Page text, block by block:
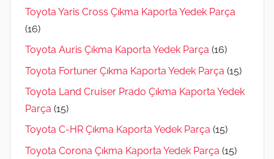
Toyota Yaris Cross Çıkma Kaporta Yedek Parça
(16)
Toyota Auris Çıkma Kaporta Yedek Parça (16)
Toyota Fortuner Çıkma Kaporta Yedek Parça (15)
Toyota Land Cruiser Prado Çıkma Kaporta Yedek
Parça (15)
Toyota C-HR Çıkma Kaporta Yedek Parça (15)
Toyota Corona Çıkma Kaporta Yedek Parça (15)